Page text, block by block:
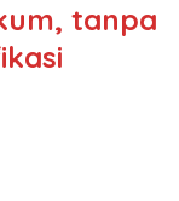
tanpa